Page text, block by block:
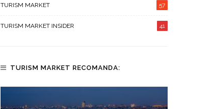
TURISM MARKET 57
TURISM MARKET INSIDER 41
TURISM MARKET RECOMANDA: